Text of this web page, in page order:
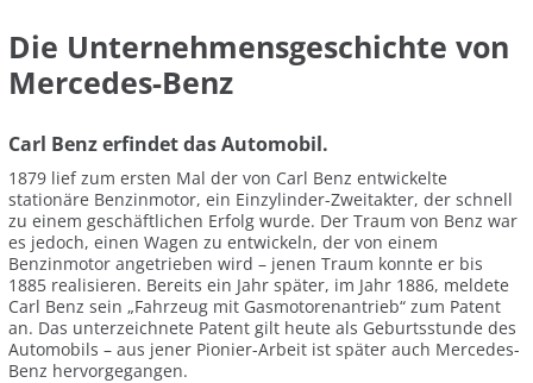
Die Unternehmensgeschichte von
Mercedes-Benz
Carl Benz erfindet das Automobil.
1879 lief zum ersten Mal der von Carl Benz entwickelte
stationäre Benzinmotor, ein Einzylinder-Zweitakter, der schnell
zu einem geschäftlichen Erfolg wurde. Der Traum von Benz war
es jedoch, einen Wagen zu entwickeln, der von einem
Benzinmotor angetrieben wird – jenen Traum konnte er bis
1885 realisieren. Bereits ein Jahr später, im Jahr 1886, meldete
Carl Benz sein „Fahrzeug mit Gasmotorenantrieb“ zum Patent
an. Das unterzeichnete Patent gilt heute als Geburtsstunde des
Automobils – aus jener Pionier-Arbeit ist später auch Mercedes-
Benz hervorgegangen.